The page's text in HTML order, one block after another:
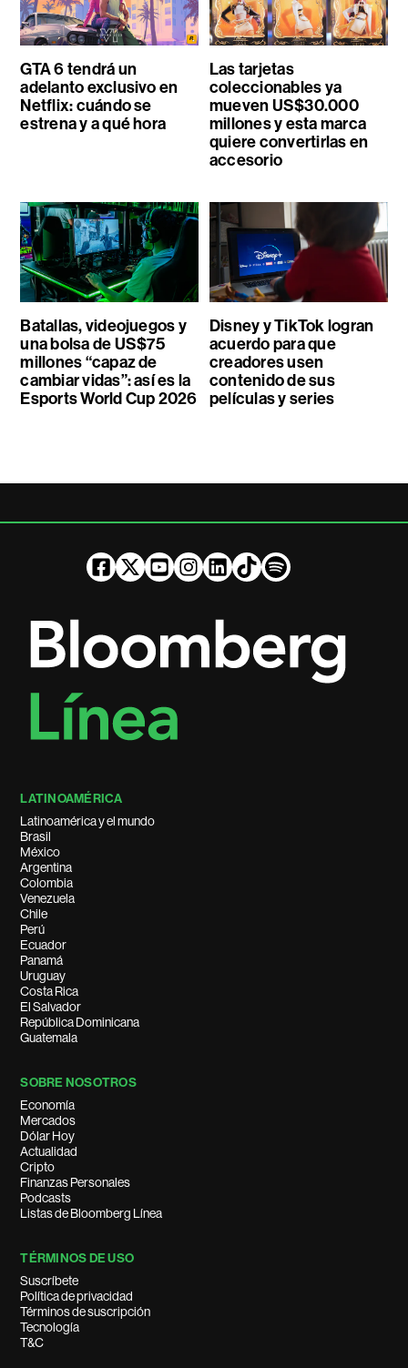
GTA 6 tendrá un
adelanto exclusivo en
Netflix: cuándo se
estrena y a qué hora
Las tarjetas
coleccionables ya
mueven US$30.000
millones y esta marca
quiere convertirlas en
accesorio
Batallas, videojuegos y
una bolsa de US$75
millones “capaz de
cambiar vidas”: así es la
Esports World Cup 2026
Disney y TikTok logran
acuerdo para que
creadores usen
contenido de sus
películas y series
LATINOAMÉRICA
Latinoamérica y el mundo
Brasil
México
Argentina
Colombia
Venezuela
Chile
Perú
Ecuador
Panamá
Uruguay
Costa Rica
El Salvador
República Dominicana
Guatemala
SOBRE NOSOTROS
Economía
Mercados
Dólar Hoy
Actualidad
Cripto
Finanzas Personales
Podcasts
Listas de Bloomberg Línea
TÉRMINOS DE USO
Suscríbete
Política de privacidad
Términos de suscripción
Tecnología
T&C